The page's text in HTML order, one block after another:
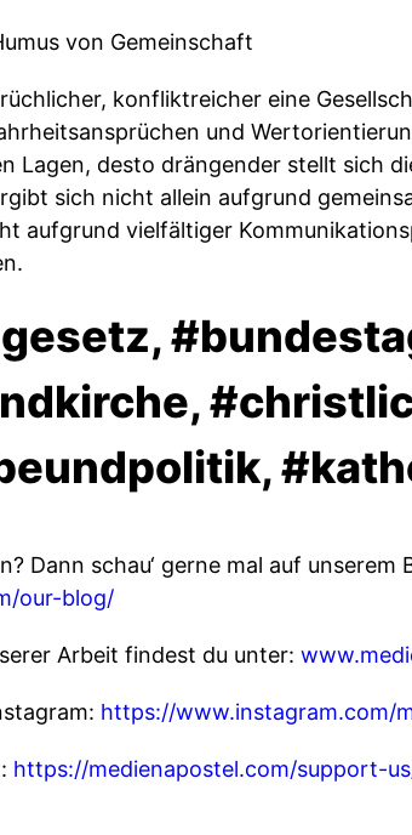
von Gemeinschaft
konfliktreicher eine
und
Lagen, desto drängender stellt sich
sich nicht allein aufgrund
aufgrund vielfältiger
Dann schau‘ gerne mal auf unserem
our-blog/
Arbeit findest du unter:
https://www.instagram.com/
https://medienapostel.com/support-